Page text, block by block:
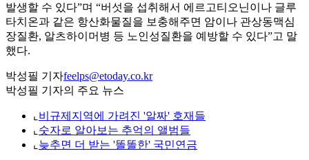
발생할 수 있다”며 “버섯을 섭취해서 에르고티오닌이나 글루
타치온과 같은 항산화물질을 보충해주면 암이나 관상동맥심
장질환, 알츠하이머병 등 노인성질환을 예방할 수 있다”고 말
했다.
박성필 기자feelps@etoday.co.kr
박성필 기자의 주요 뉴스
⌞ 비규제지역에 가려진 '알짜' 호재들
⌞ 숫자로 알아보는 추억의 앨범들
⌞ 늦추면 더 받는 '똘똘한' 국민연금